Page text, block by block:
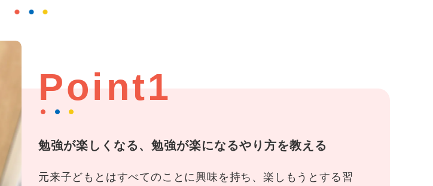
Point1
勉強が楽しくなる、勉強が楽になるやり方を教える
元来子どもとはすべてのことに興味を持ち、楽しもうとする習